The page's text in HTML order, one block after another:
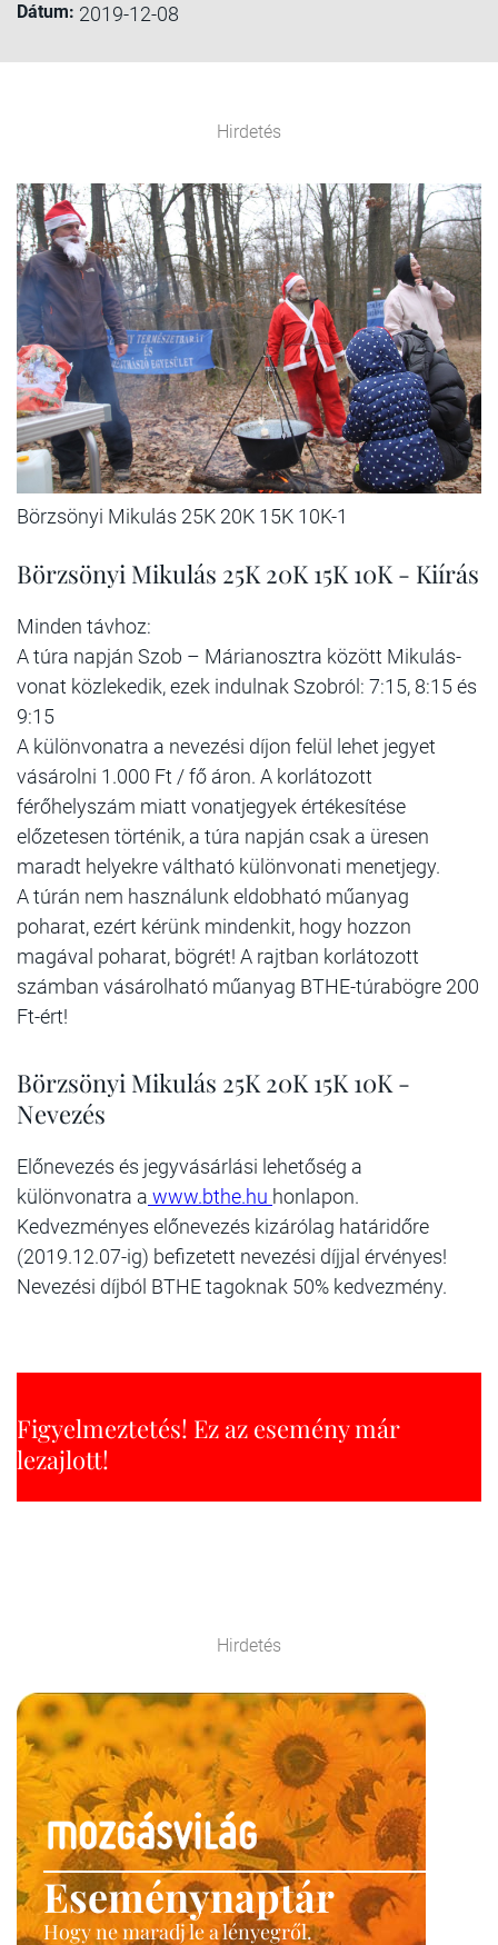
Dátum: 2019-12-08
Hirdetés
Börzsönyi Mikulás 25K 20K 15K 10K-1
Börzsönyi Mikulás 25K 20K 15K 10K - Kiírás
Minden távhoz:
A túra napján Szob – Márianosztra között Mikulás-
vonat közlekedik, ezek indulnak Szobról: 7:15, 8:15 és
9:15
A különvonatra a nevezési díjon felül lehet jegyet
vásárolni 1.000 Ft / fő áron. A korlátozott
férőhelyszám miatt vonatjegyek értékesítése
előzetesen történik, a túra napján csak a üresen
maradt helyekre váltható különvonati menetjegy.
A túrán nem használunk eldobható műanyag
poharat, ezért kérünk mindenkit, hogy hozzon
magával poharat, bögrét! A rajtban korlátozott
számban vásárolható műanyag BTHE-túrabögre 200
Ft-ért!
Börzsönyi Mikulás 25K 20K 15K 10K -
Nevezés
Előnevezés és jegyvásárlási lehetőség a
különvonatra a www.bthe.hu honlapon.
Kedvezményes előnevezés kizárólag határidőre
(2019.12.07-ig) befizetett nevezési díjjal érvényes!
Nevezési díjból BTHE tagoknak 50% kedvezmény.
Figyelmeztetés! Ez az esemény már
lezajlott!
Hirdetés
Eseménynaptár
Hogy ne maradj le a lényegről.